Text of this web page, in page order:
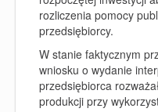
rozliczenia pomocy
przedsiębiorcy.
W stanie faktycznym
wniosku o wydanie
przedsiębiorca
produkcji przy